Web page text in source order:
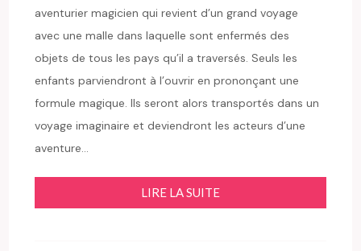
aventurier magicien qui revient d’un grand voyage
avec une malle dans laquelle sont enfermés des
objets de tous les pays qu’il a traversés. Seuls les
enfants parviendront à l’ouvrir en prononçant une
formule magique. Ils seront alors transportés dans un
voyage imaginaire et deviendront les acteurs d’une
aventure…
LIRE LA SUITE